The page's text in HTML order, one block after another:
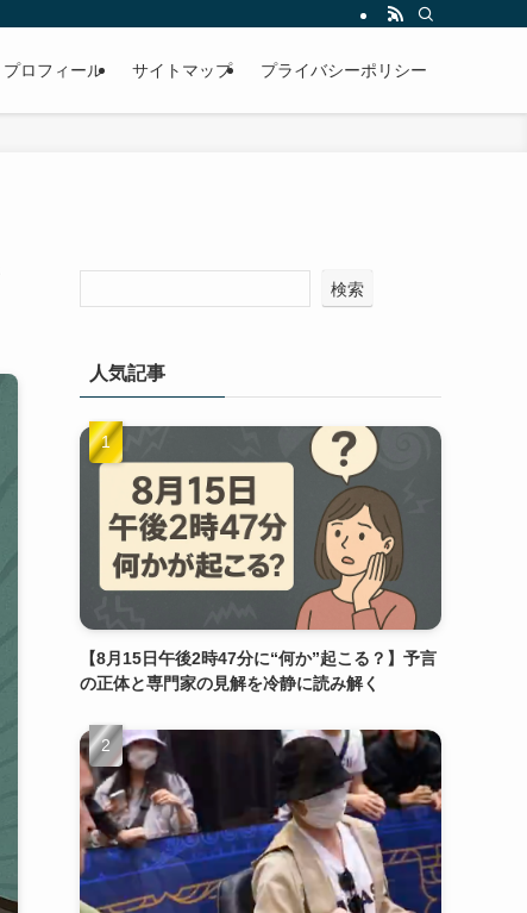
プロフィール サイトマップ プライバシーポリシー
検索
人気記事
【8月15日午後2時47分に“何か”起こる？】予言
の正体と専門家の見解を冷静に読み解く